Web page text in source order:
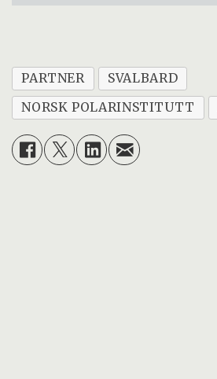
PARTNER
SVALBARD
NORSK POLARINSTITUTT